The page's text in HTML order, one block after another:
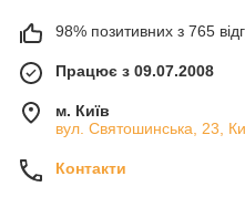
98% позитивних з 765
Працює з 09.07.2008
м. Київ
вул. Святошинська, 23,
Контакти